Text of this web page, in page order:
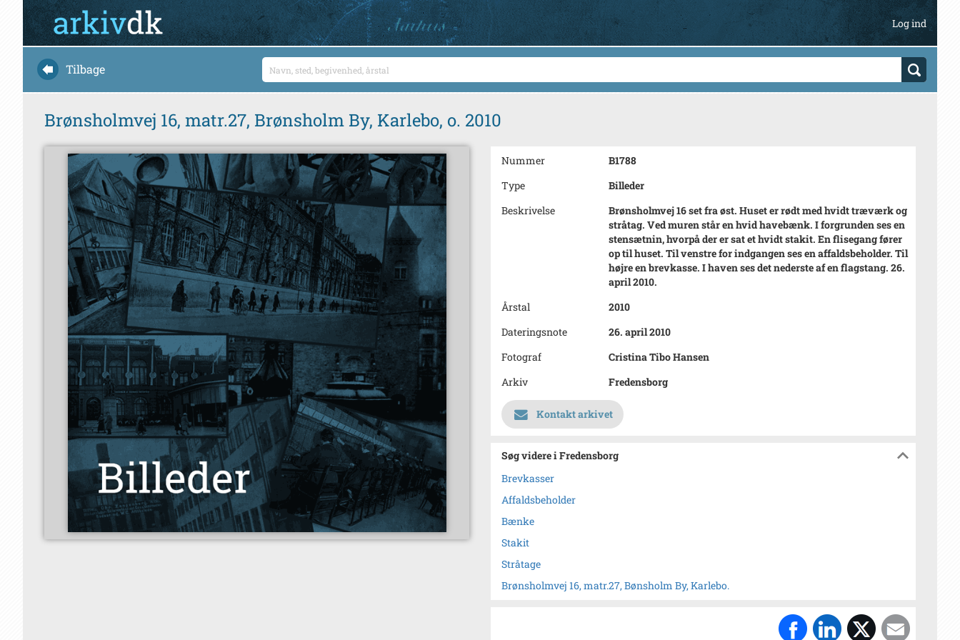
Log ind
Tilbage
Brønsholmvej 16, matr.27, Brønsholm By, Karlebo, o. 2010
Nummer
B1788
Type
Billeder
Beskrivelse
Brønsholmvej 16 set fra øst. Huset er rødt med hvidt træværk og
stråtag. Ved muren står en hvid havebænk. I forgrunden ses en
stensætnin, hvorpå der er sat et hvidt stakit. En flisegang fører
op til huset. Til venstre for indgangen ses en affaldsbeholder. Til
højre en brevkasse. I haven ses det nederste af en flagstang. 26.
april 2010.
Årstal
2010
Dateringsnote
26. april 2010
Fotograf
Cristina Tibo Hansen
Arkiv
Fredensborg
Kontakt arkivet
Søg videre i Fredensborg
Brevkasser
Affaldsbeholder
Bænke
Stakit
Stråtage
Brønsholmvej 16, matr.27, Bønsholm By, Karlebo.